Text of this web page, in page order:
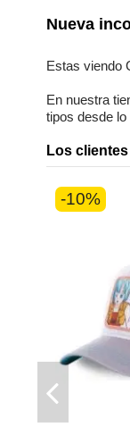
Estilos
Nueva
Estas viendo
En nuestra
tipos desde
Los
-10%